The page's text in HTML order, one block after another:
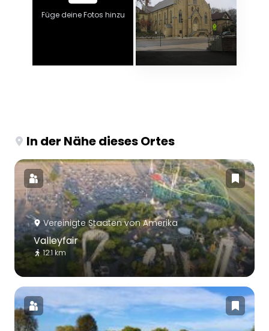
Füge deine Fotos hinzu
In der Nähe dieses Ortes
Vereinigte Staaten von Amerika
Valleyfair
12.1 km